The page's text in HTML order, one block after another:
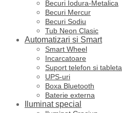
Becuri Iodura-Metalica
Becuri Mercur
Becuri Sodiu
Tub Neon Clasic
Automatizari si Smart
Smart Wheel
Incarcatoare
Suport telefon si tableta
UPS-uri
Boxa Bluetooth
Baterie externa
Iluminat special